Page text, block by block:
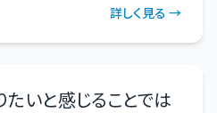
詳しく見る →
たいと感じることでは